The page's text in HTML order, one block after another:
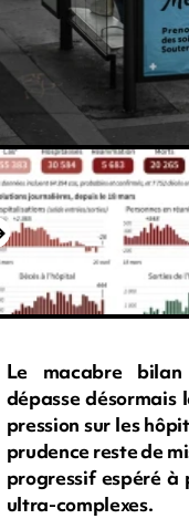
Le macabre
dépasse désormais
pression sur les
prudence reste de
progressif espéré
ultra-complexes.